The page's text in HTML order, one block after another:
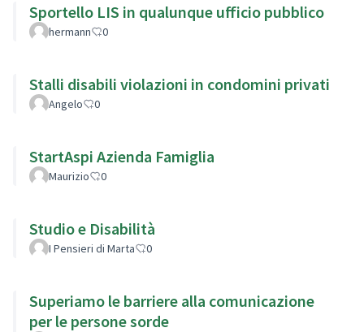
Sportello LIS in qualunque ufficio pubblico
hermann 0
Stalli disabili violazioni in condomini privati
Angelo 0
StartAspi Azienda Famiglia
Maurizio 0
Studio e Disabilità
I Pensieri di Marta 0
Superiamo le barriere alla comunicazione
per le persone sorde